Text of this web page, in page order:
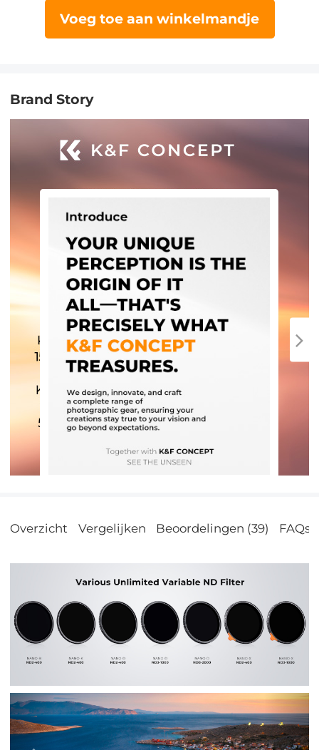
Voeg toe aan winkelmandje
Brand Story
Overzicht Vergelijken Beoordelingen (39) FAQs
Vorig